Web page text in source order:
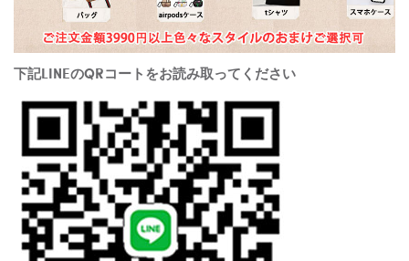
下記LINEのQRコートをお読み取ってください